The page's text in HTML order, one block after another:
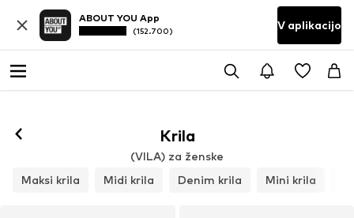
ABOUT YOU App
(152.700) V aplikacijo
Krila
(VILA) za ženske
Maksi krila
Midi krila Denim krila Mini krila